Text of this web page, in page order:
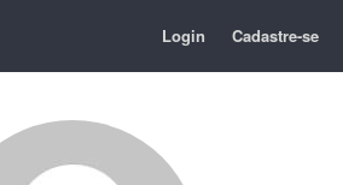
Login Cadastre-se